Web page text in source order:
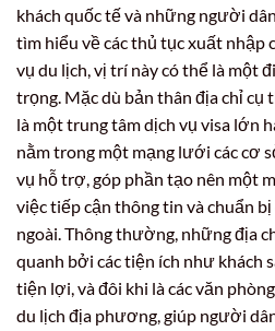
khách quốc tế và những người
tìm hiểu về các thủ tục xuất nhập
vụ du lịch, vị trí này có thể là một
trọng. Mặc dù bản thân địa chỉ cụ
là một trung tâm dịch vụ visa lớn
nằm trong một mạng lưới các cơ
vụ hỗ trợ, góp phần tạo nên một
việc tiếp cận thông tin và chuẩn
ngoài. Thông thường, những địa
quanh bởi các tiện ích như khách
tiện lợi, và đôi khi là các văn
du lịch địa phương, giúp người